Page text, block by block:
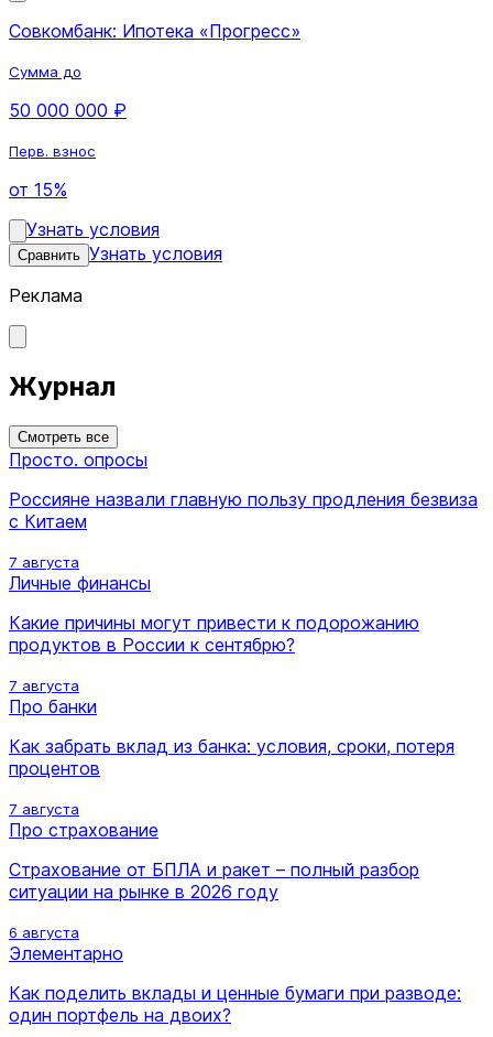
Совкомбанк: Ипотека «Прогресс»
Сумма до
50 000 000 ₽
Перв. взнос
от 15%
Узнать условия
Сравнить Узнать условия
Реклама
Журнал
Смотреть все
Просто. опросы
Россияне назвали главную пользу продления безвиза
с Китаем
7 августа
Личные финансы
Какие причины могут привести к подорожанию
продуктов в России к сентябрю?
7 августа
Про банки
Как забрать вклад из банка: условия, сроки, потеря
процентов
7 августа
Про страхование
Страхование от БПЛА и ракет – полный разбор
ситуации на рынке в 2026 году
6 августа
Элементарно
Как поделить вклады и ценные бумаги при разводе:
один портфель на двоих?